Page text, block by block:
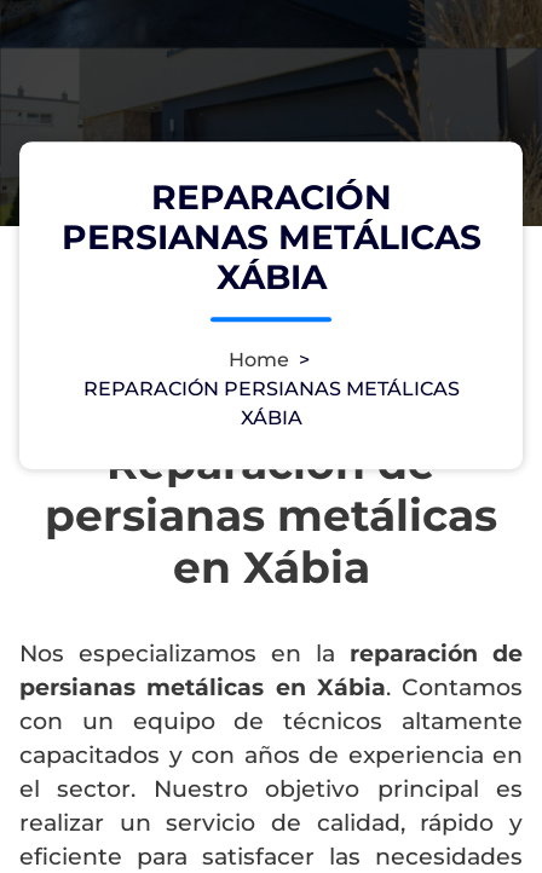
REPARACIÓN
PERSIANAS METÁLICAS
XÁBIA
Home >
REPARACIÓN PERSIANAS METÁLICAS
XÁBIA
Reparación de
persianas metálicas
en Xábia
Nos especializamos en la reparación de
persianas metálicas en Xábia. Contamos
con un equipo de técnicos altamente
capacitados y con años de experiencia en
el sector. Nuestro objetivo principal es
realizar un servicio de calidad, rápido y
eficiente para satisfacer las necesidades